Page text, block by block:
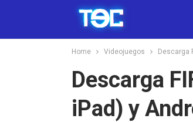
Home Videojuegos Descarga
Descarga
iPad) y